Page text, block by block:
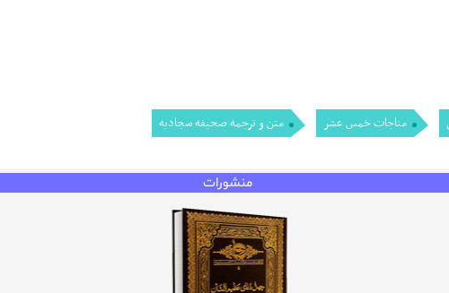
مناجات خمس عشر متن و ترجمه صحیفه سجادیه
منشورات